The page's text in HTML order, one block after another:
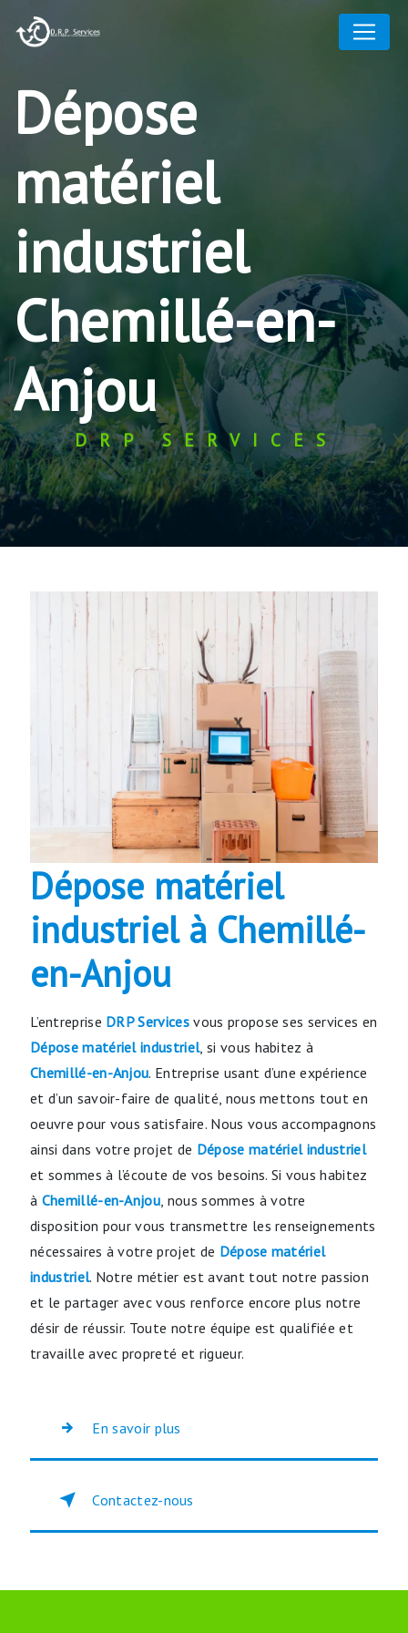
Dépose
matériel
industriel
Chemillé-en-
Anjou
DRP SERVICES
Dépose matériel
industriel à Chemillé-
en-Anjou
L’entreprise DRP Services vous propose ses services en
Dépose matériel industriel, si vous habitez à
Chemillé-en-Anjou. Entreprise usant d’une expérience
et d’un savoir-faire de qualité, nous mettons tout en
oeuvre pour vous satisfaire. Nous vous accompagnons
ainsi dans votre projet de Dépose matériel industriel
et sommes à l’écoute de vos besoins. Si vous habitez
à Chemillé-en-Anjou, nous sommes à votre
disposition pour vous transmettre les renseignements
nécessaires à votre projet de Dépose matériel
industriel. Notre métier est avant tout notre passion
et le partager avec vous renforce encore plus notre
désir de réussir. Toute notre équipe est qualifiée et
travaille avec propreté et rigueur.
En savoir plus
Contactez-nous